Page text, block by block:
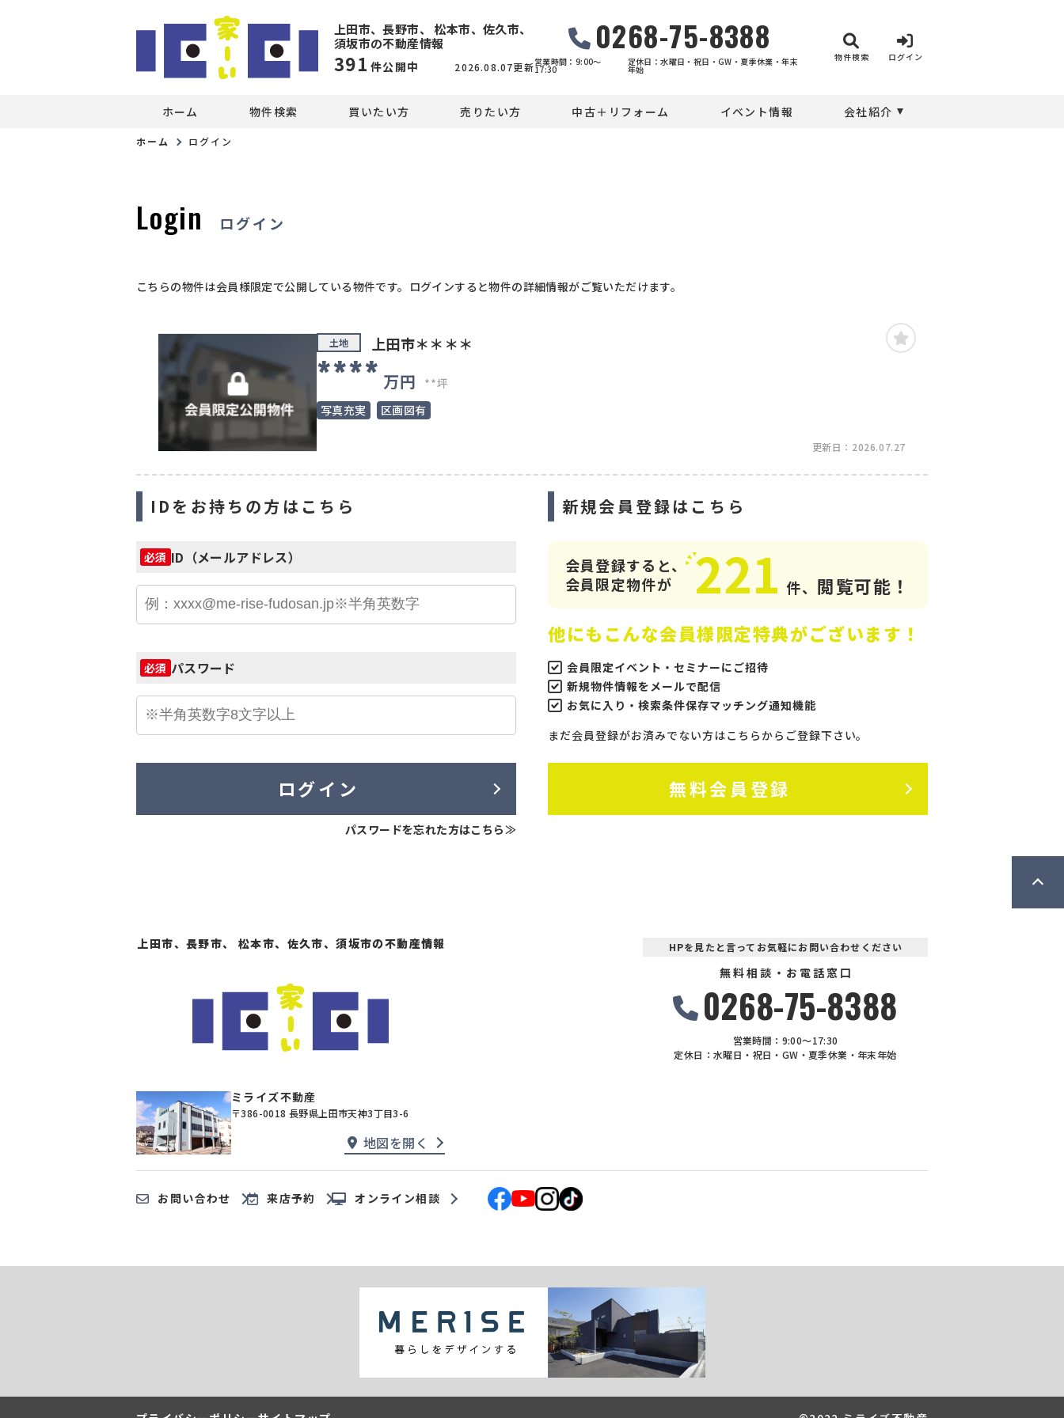
上田市、長野市、 松本市、佐久市、
須坂市の不動産情報
391 件公開中 2026.08.07更新
0268-75-8388
営業時間：9:00〜
17:30
定休日：水曜日・祝日・GW・夏季休業・年末
年始
物件検索 ログイン
ホーム 物件検索 買いたい方 売りたい方 中古＋リフォーム イベント情報 会社紹介
ホーム ログイン
Login ログイン
こちらの物件は会員様限定で公開している物件です。ログインすると物件の詳細情報がご覧いただけます。
土地 上田市＊＊＊＊
**** 万円
**坪
写真充実
区画図有
更新日：2026.07.27
IDをお持ちの方はこちら
必須 ID（メールアドレス）
必須 パスワード
ログイン
パスワードを忘れた方はこちら≫
新規会員登録はこちら
会員登録すると、
会員限定物件が
221 件、 閲覧可能！
他にもこんな会員様限定特典がございます！
会員限定イベント・セミナーにご招待
新規物件情報をメールで配信
お気に入り・検索条件保存マッチング通知機能
まだ会員登録がお済みでない方はこちらからご登録下さい。
無料会員登録
上田市、長野市、 松本市、佐久市、須坂市の不動産情報 HPを見たと言ってお気軽にお問い合わせください
無料相談・お電話窓口
0268-75-8388
営業時間：9:00〜17:30
定休日：水曜日・祝日・GW・夏季休業・年末年始
ミライズ不動産
〒386-0018 長野県上田市天神3丁目3-6
地図を開く
お問い合わせ 来店予約 オンライン相談